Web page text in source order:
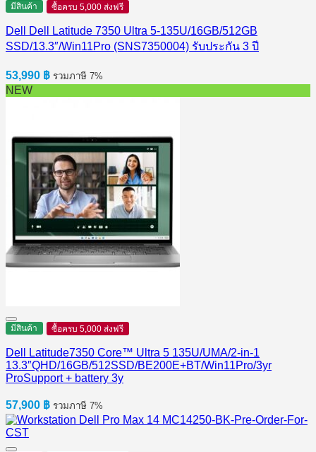
มีสินค้า ซื้อครบ 5,000 ส่งฟรี
Dell Dell Latitude 7350 Ultra 5-135U/16GB/512GB
SSD/13.3″/Win11Pro (SNS7350004) รับประกัน 3 ปี
53,990 ฿ รวมภาษี 7%
NEW
มีสินค้า ซื้อครบ 5,000 ส่งฟรี
Dell Latitude7350 Core™ Ultra 5 135U/UMA/2-in-1
13.3″QHD/16GB/512SSD/BE200E+BT/Win11Pro/3yr
ProSupport + battery 3y
57,900 ฿ รวมภาษี 7%